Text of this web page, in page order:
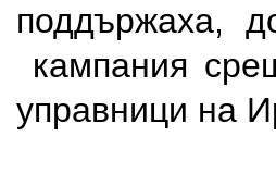
поддържаха,
кампания
управници на